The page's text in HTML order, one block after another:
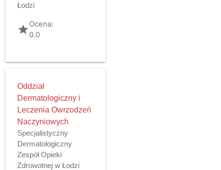
Łodzi
gradeOcena:
0.0
Oddział
Dermatologiczny i
Leczenia Owrzodzeń
Naczyniowych
Specjalistyczny
Dermatologiczny
Zespół Opieki
Zdrowotnej w Łodzi